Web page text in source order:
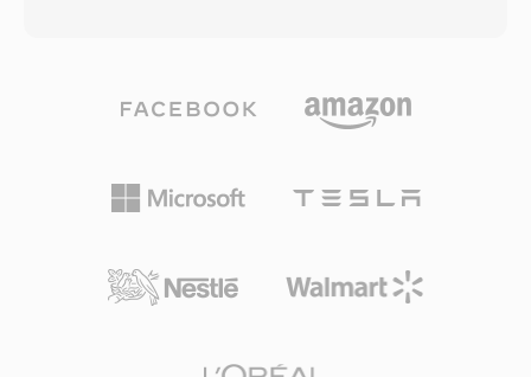
padronizados existirem. O formato também
era eficiente para decodificar, não exigindo
nos processadores 286 é 386 da época. Os
construcao para jogos é apresentações
multimídia iniciais de PC, onde os
confiável em todo o ecossistema limitado de
trocando clareza marginal por confiabilidade de
definido pelas especificações do 3GPP é
representa um dos codecs de voz mais
utilizado em bilhoes de chamadas móveis. A